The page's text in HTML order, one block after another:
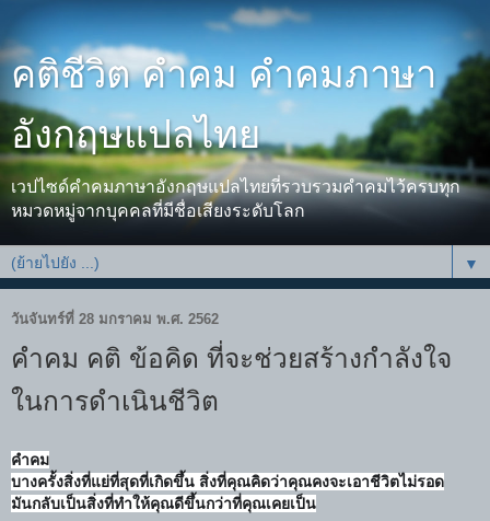
คติชีวิต คำคม คำคมภาษา
อังกฤษแปลไทย
เวปไซด์คำคมภาษาอังกฤษแปลไทยที่รวบรวมคำคมไว้ครบทุก
หมวดหมู่จากบุคคลที่มีชื่อเสียงระดับโลก
▼
วันจันทร์ที่ 28 มกราคม พ.ศ. 2562
คำคม คติ ข้อคิด ที่จะช่วยสร้างกำลังใจ
ในการดำเนินชีวิต
คำคม
บางครั้งสิ่งที่แย่ที่สุดที่เกิดขึ้น สิ่งที่คุณคิดว่าคุณคงจะเอาชีวิตไม่รอด
มันกลับเป็นสิ่งที่ทำให้คุณดีขึ้นกว่าที่คุณเคยเป็น